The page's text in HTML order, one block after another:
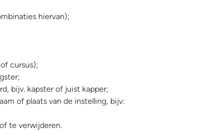
hiervan);
cursus);
bijv. kapster of juist kapper;
of plaats van de instelling, bijv:
te verwijderen.